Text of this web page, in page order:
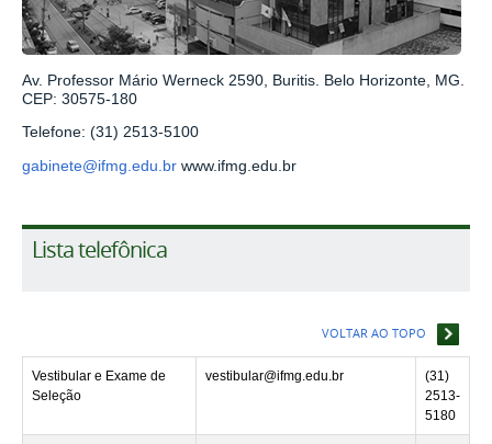
Av. Professor Mário Werneck 2590, Buritis. Belo Horizonte, MG.
CEP: 30575-180
Telefone: (31) 2513-5100
gabinete@ifmg.edu.br www.ifmg.edu.br
Lista telefônica
VOLTAR AO TOPO
Vestibular e Exame de
Seleção
vestibular@ifmg.edu.br
(31)
2513-
5180